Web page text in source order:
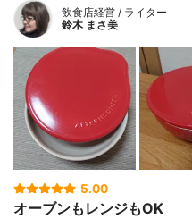
飲食店経営 / ライター
鈴木 まさ美
5.00
オーブンもレンジもOK